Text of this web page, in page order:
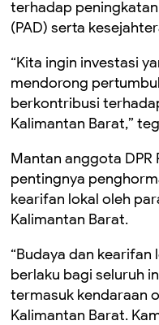
terhadap
(PAD) serta
“Kita ingin investasi
mendorong
berkontribusi
Kalimantan Barat,”
Mantan anggota DPR
pentingnya
kearifan lokal oleh
Kalimantan Barat.
“Budaya dan kearifan
berlaku bagi seluruh
termasuk kendaraan
Kalimantan Barat.